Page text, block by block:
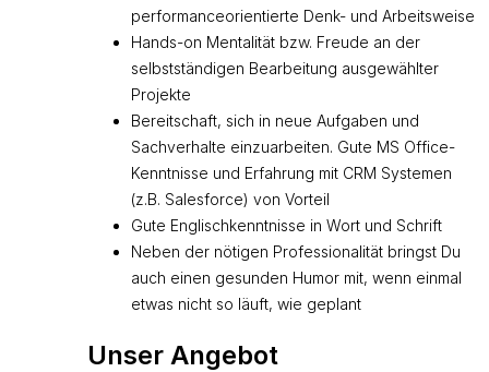
performanceorientierte Denk- und Arbeitsweise
Hands-on Mentalität bzw. Freude an der
selbstständigen Bearbeitung ausgewählter
Projekte
Bereitschaft, sich in neue Aufgaben und
Sachverhalte einzuarbeiten. Gute MS Office-
Kenntnisse und Erfahrung mit CRM Systemen
(z.B. Salesforce) von Vorteil
Gute Englischkenntnisse in Wort und Schrift
Neben der nötigen Professionalität bringst Du
auch einen gesunden Humor mit, wenn einmal
etwas nicht so läuft, wie geplant
Unser Angebot